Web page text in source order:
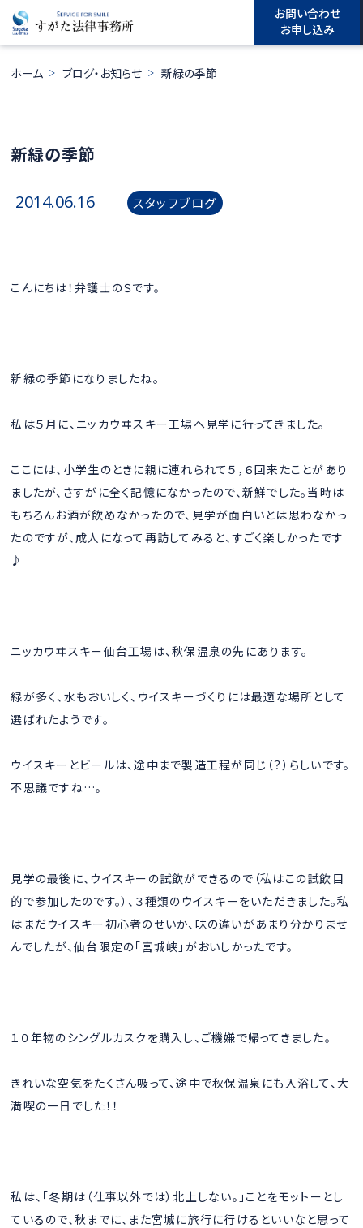
お問い合わせ
お申し込み
ホーム ブログ・お知らせ 新緑の季節
新緑の季節
2014.06.16 スタッフブログ
こんにちは！弁護士のＳです。
新緑の季節になりましたね。
私は５月に、ニッカウヰスキー工場へ見学に行ってきました。
ここには、小学生のときに親に連れられて５，６回来たことがあり
ましたが、さすがに全く記憶になかったので、新鮮でした。当時は
もちろんお酒が飲めなかったので、見学が面白いとは思わなかっ
たのですが、成人になって再訪してみると、すごく楽しかったです
♪
ニッカウヰスキー仙台工場は、秋保温泉の先にあります。
緑が多く、水もおいしく、ウイスキーづくりには最適な場所として
選ばれたようです。
ウイスキーとビールは、途中まで製造工程が同じ（？）らしいです。
不思議ですね…。
見学の最後に、ウイスキーの試飲ができるので（私はこの試飲目
的で参加したのです。）、３種類のウイスキーをいただきました。私
はまだウイスキー初心者のせいか、味の違いがあまり分かりませ
んでしたが、仙台限定の「宮城峡」がおいしかったです。
１０年物のシングルカスクを購入し、ご機嫌で帰ってきました。
きれいな空気をたくさん吸って、途中で秋保温泉にも入浴して、大
満喫の一日でした！！
私は、「冬期は（仕事以外では）北上しない。」ことをモットーとし
ているので、秋までに、また宮城に旅行に行けるといいなと思って